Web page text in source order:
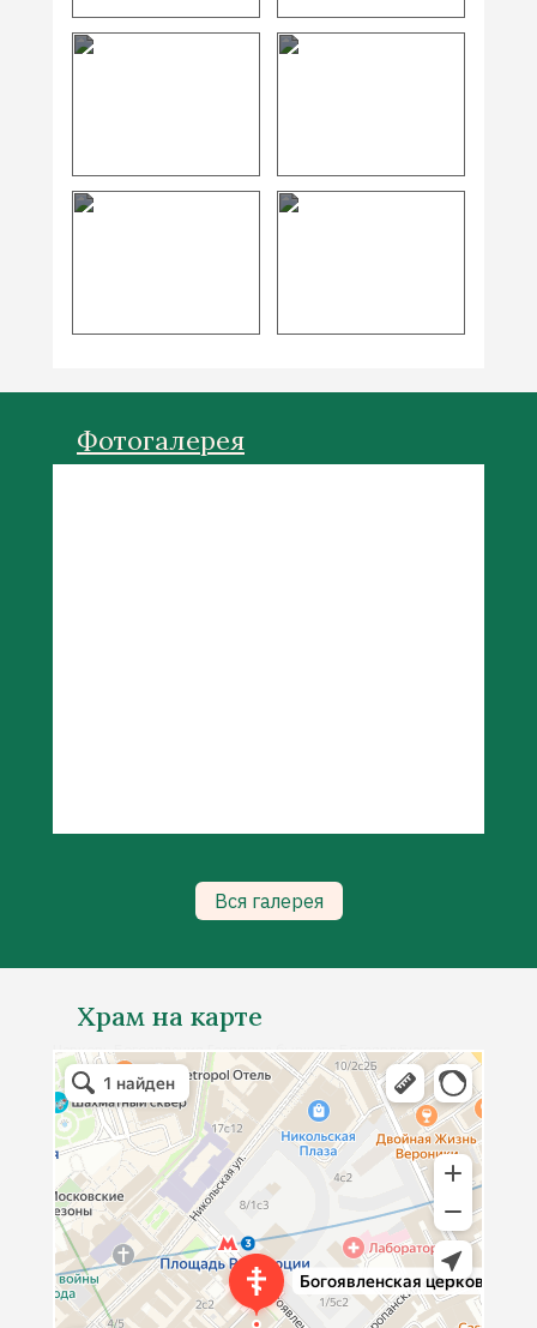
Фотогалерея
Вся галерея
Храм на карте
Церковь Богоявления Господня бывшего Богоявленского
монастыря
Православный храм в Москве
Монастырь в Москве